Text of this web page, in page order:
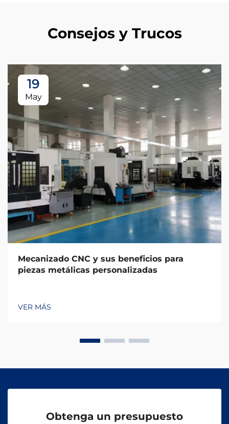
Consejos y Trucos
19
May
Mecanizado CNC y sus beneficios para
piezas metálicas personalizadas
VER MÁS
Obtenga un presupuesto